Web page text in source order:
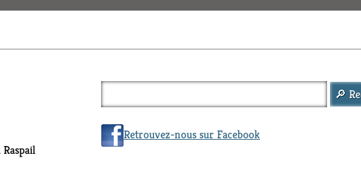
Retrouvez-nous sur Facebook